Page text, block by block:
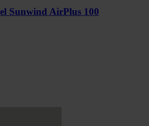
Sunwind AirPlus 100